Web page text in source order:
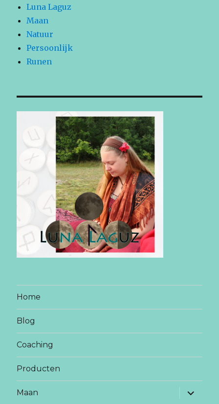
Luna Laguz
Maan
Natuur
Persoonlijk
Runen
Home
Blog
Coaching
Producten
Maan
vouw
sub-